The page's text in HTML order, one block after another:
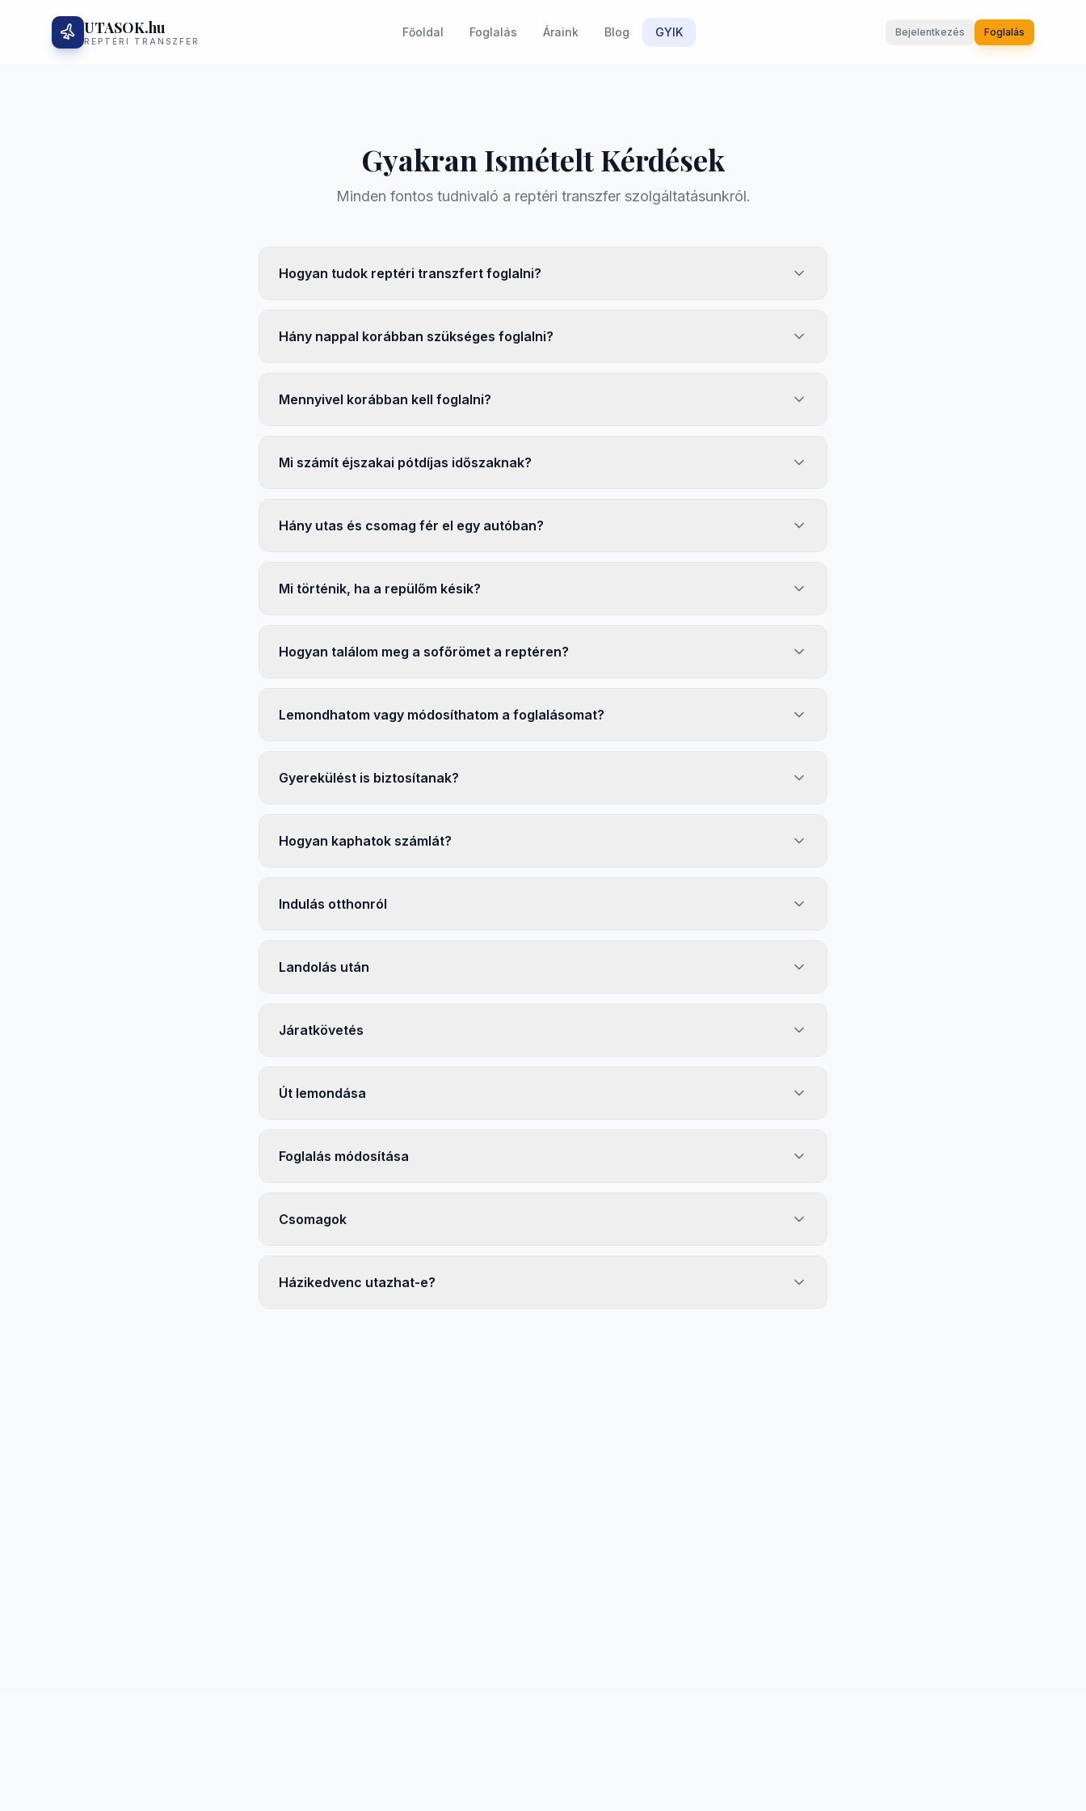
UTASOK.hu
REPTÉRI TRANSZFER
Főoldal Foglalás Áraink Blog GYIK Bejelentkezés Foglalás
Gyakran Ismételt Kérdések
Minden fontos tudnivaló a reptéri transzfer szolgáltatásunkról.
Hogyan tudok reptéri transzfert foglalni?
Hány nappal korábban szükséges foglalni?
Mennyivel korábban kell foglalni?
Mi számít éjszakai pótdíjas időszaknak?
Hány utas és csomag fér el egy autóban?
Mi történik, ha a repülőm késik?
Hogyan találom meg a sofőrömet a reptéren?
Lemondhatom vagy módosíthatom a foglalásomat?
Gyerekülést is biztosítanak?
Hogyan kaphatok számlát?
Indulás otthonról
Landolás után
Járatkövetés
Út lemondása
Foglalás módosítása
Csomagok
Házikedvenc utazhat-e?